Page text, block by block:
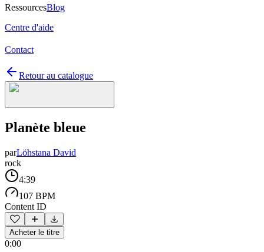
RessourcesBlog
Centre d'aide
Contact
Retour au catalogue
Planète bleue
parLöhstana David
rock
4:39
107 BPM
Content ID
Acheter le titre
0:00